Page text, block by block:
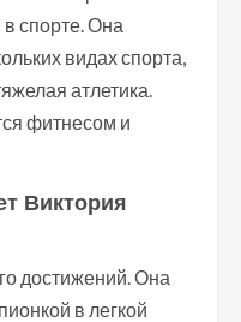
спорте. Она
видах спорта,
атлетика.
фитнесом и
Виктория
достижений. Она
в легкой